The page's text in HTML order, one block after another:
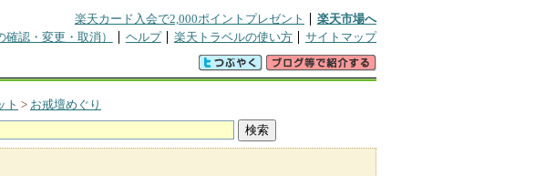
楽天カード入会で2,000ポイントプレゼント
楽天市場へ
認・変更・取消） ヘルプ 楽天トラベルの使い方 サイトマップ
ト > お戒壇めぐり